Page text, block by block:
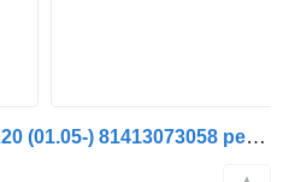
Molla trave MAN TGL 12.220 (01.05-) 81413073058 per trattore stradale MAN TGL, TGM, TGS, TGX (2005-2021)